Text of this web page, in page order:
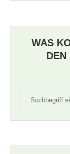
WAS
DEN